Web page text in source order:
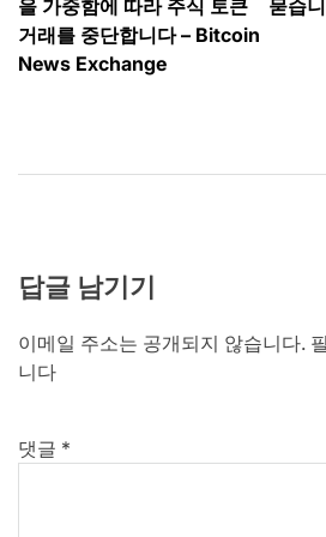
색
을 가중함에 따라 주식 토큰
거래를 중단합니다 – Bitcoin
News Exchange
묻습
답글 남기기
이메일 주소는 공개되지 않습니다.
니다
댓글 *